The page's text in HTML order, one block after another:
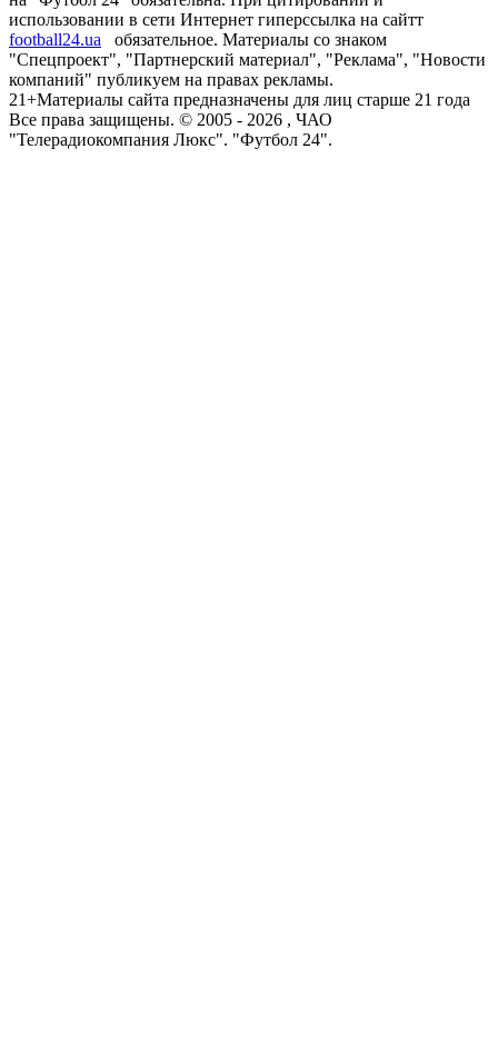
использовании в сети Интернет гиперссылка на сайтт
football24.ua
обязательное. Материалы со знаком
"Спецпроект", "Партнерский материал", "Реклама", "Новости
компаний" публикуем на правах рекламы.
21+Материалы сайта предназначены для лиц старше 21 года
Все права защищены. © 2005 - 2026 , ЧАО
"Телерадиокомпания Люкс". "Футбол 24".